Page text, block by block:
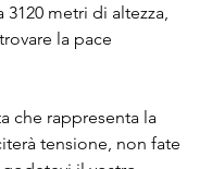
3120 metri di altezza,
la pace
che rappresenta la
tensione, non fate